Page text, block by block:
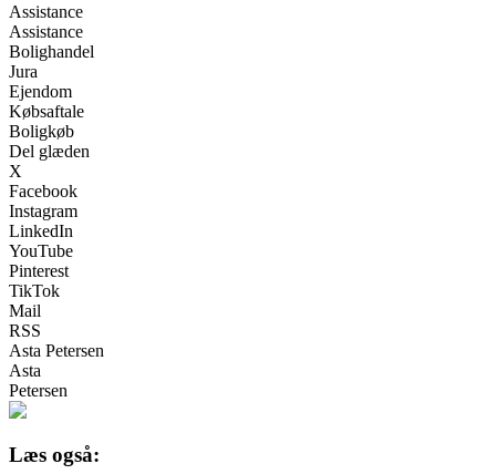
Assistance
Assistance
Bolighandel
Jura
Ejendom
Købsaftale
Boligkøb
Del glæden
X
Facebook
Instagram
LinkedIn
YouTube
Pinterest
TikTok
Mail
RSS
Asta Petersen
Asta
Petersen
Læs også: